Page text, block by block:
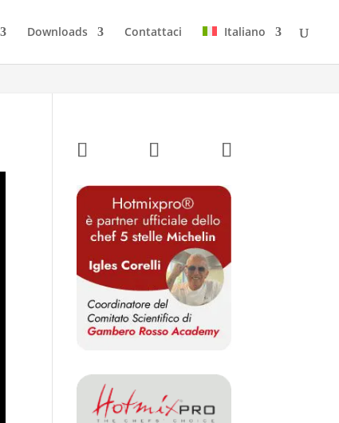
Downloads Contattaci Italiano